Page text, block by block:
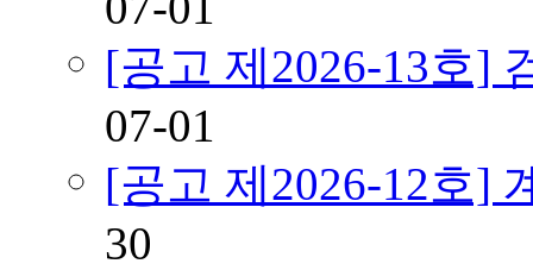
[공고 제2026-13호]
07-01
[공고 제2026-12호]
30